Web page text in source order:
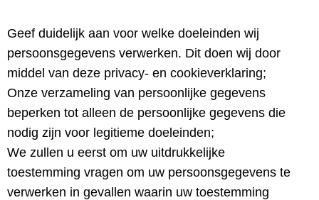
Geef duidelijk aan voor welke doeleinden wij
persoonsgegevens verwerken. Dit doen wij door
middel van deze privacy- en cookieverklaring;
Onze verzameling van persoonlijke gegevens
beperken tot alleen de persoonlijke gegevens die
nodig zijn voor legitieme doeleinden;
We zullen u eerst om uw uitdrukkelijke
toestemming vragen om uw persoonsgegevens te
verwerken in gevallen waarin uw toestemming